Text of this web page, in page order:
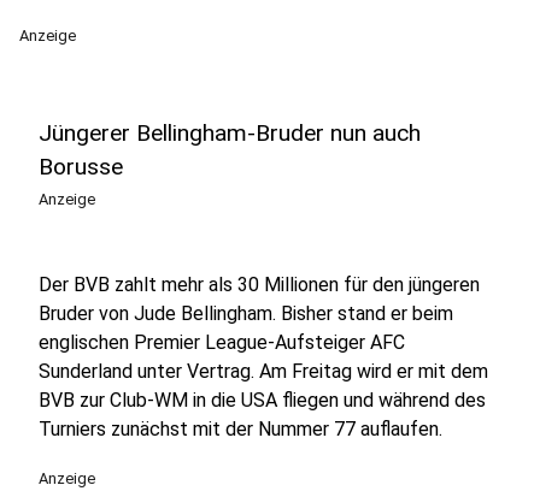
Anzeige
Jüngerer Bellingham-Bruder nun auch
Borusse
Anzeige
Der BVB zahlt mehr als 30 Millionen für den jüngeren
Bruder von Jude Bellingham. Bisher stand er beim
englischen Premier League-Aufsteiger AFC
Sunderland unter Vertrag. Am Freitag wird er mit dem
BVB zur Club-WM in die USA fliegen und während des
Turniers zunächst mit der Nummer 77 auflaufen.
Anzeige